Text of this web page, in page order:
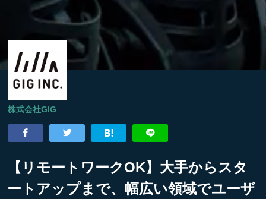
株式会社GIG
【リモートワークOK】大手からスタ
ートアップまで、幅広い領域でユーザ